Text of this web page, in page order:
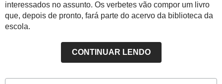
interessados no assunto. Os verbetes vão compor um livro
que, depois de pronto, fará parte do acervo da biblioteca da
escola.
CONTINUAR LENDO